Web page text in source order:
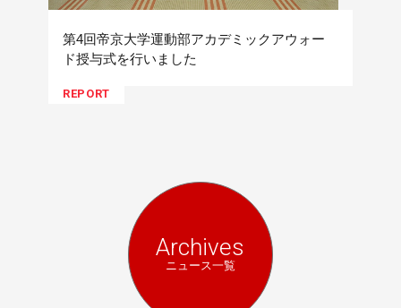
第4回帝京大学運動部アカデミックアウォー
ド授与式を行いました
REPORT
Archives
ニュース一覧